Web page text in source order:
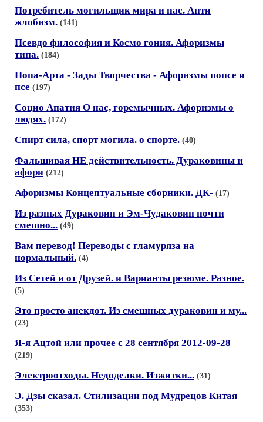
Потребитель могильщик мира и нас. Анти
жлобизм. (141)
Псевдо философия и Космо гония. Афоризмы
типа. (184)
Попа-Арта - Зады Творчества - Афоризмы попсе и
псе (197)
Социо Апатия О нас, горемычных. Афоризмы о
людях. (172)
Спирт сила, спорт могила. о спорте. (40)
Фальшивая НЕ действительность. Дураковины и
афори (212)
Афоризмы Концептуальные сборники. ДК- (17)
Из разных Дураковин и Эм-Чудаковин почти
смешно... (49)
Вам перевод! Переводы с гламуряза на
нормальный. (4)
Из Сетей и от Друзей. и Варианты резюме. Разное.
(5)
Это просто анекдот. Из смешных дураковин и му...
(23)
Я-я Ацтой или прочее с 28 сентября 2012-09-28
(219)
Электроотходы. Недоделки. Изжитки... (31)
Э. Дзы сказал. Стилизации под Мудрецов Китая
(353)